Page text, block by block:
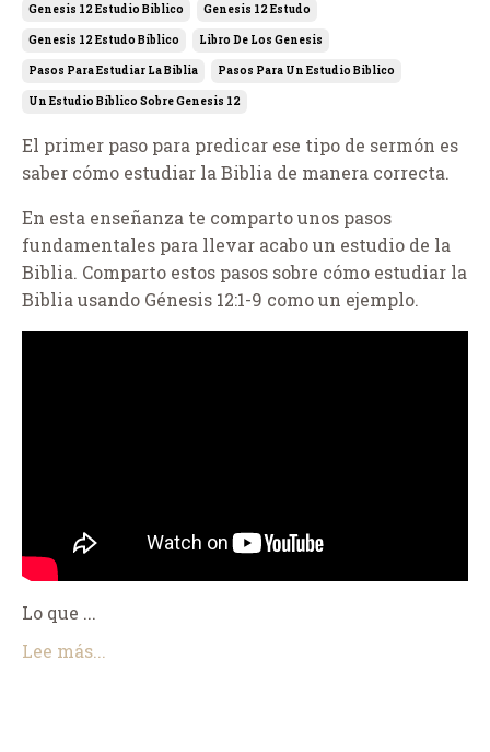
Genesis 12 Estudio Biblico Genesis 12 Estudo
Genesis 12 Estudo Bíblico Libro De Los Genesis
Pasos Para Estudiar La Biblia Pasos Para Un Estudio Biblico
Un Estudio Bíblico Sobre Genesis 12
El primer paso para predicar ese tipo de sermón es
saber cómo estudiar la Biblia de manera correcta.
En esta enseñanza te comparto unos pasos
fundamentales para llevar acabo un estudio de la
Biblia. Comparto estos pasos sobre cómo estudiar la
Biblia usando Génesis 12:1-9 como un ejemplo.
Lo que ...
Lee más...